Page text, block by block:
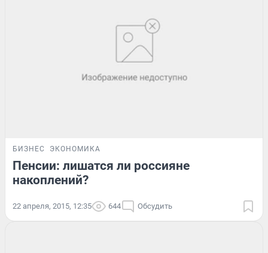
БИЗНЕС ЭКОНОМИКА
Пенсии: лишатся ли россияне
накоплений?
22 апреля, 2015, 12:35 644 Обсудить